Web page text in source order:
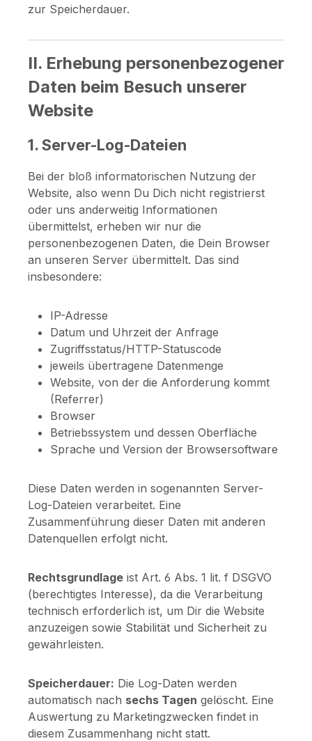
zur Speicherdauer.
II. Erhebung personenbezogener
Daten beim Besuch unserer
Website
1. Server-Log-Dateien
Bei der bloß informatorischen Nutzung der
Website, also wenn Du Dich nicht registrierst
oder uns anderweitig Informationen
übermittelst, erheben wir nur die
personenbezogenen Daten, die Dein Browser
an unseren Server übermittelt. Das sind
insbesondere:
IP-Adresse
Datum und Uhrzeit der Anfrage
Zugriffsstatus/HTTP-Statuscode
jeweils übertragene Datenmenge
Website, von der die Anforderung kommt
(Referrer)
Browser
Betriebssystem und dessen Oberfläche
Sprache und Version der Browsersoftware
Diese Daten werden in sogenannten Server-
Log-Dateien verarbeitet. Eine
Zusammenführung dieser Daten mit anderen
Datenquellen erfolgt nicht.
Rechtsgrundlage ist Art. 6 Abs. 1 lit. f DSGVO
(berechtigtes Interesse), da die Verarbeitung
technisch erforderlich ist, um Dir die Website
anzuzeigen sowie Stabilität und Sicherheit zu
gewährleisten.
Speicherdauer: Die Log-Daten werden
automatisch nach sechs Tagen gelöscht. Eine
Auswertung zu Marketingzwecken findet in
diesem Zusammenhang nicht statt.